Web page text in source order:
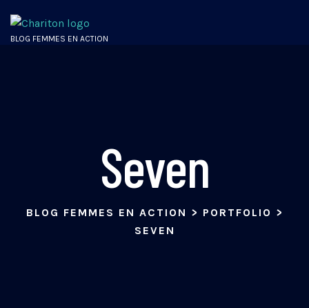
BLOG FEMMES EN ACTION
Seven
BLOG FEMMES EN ACTION > PORTFOLIO >
SEVEN